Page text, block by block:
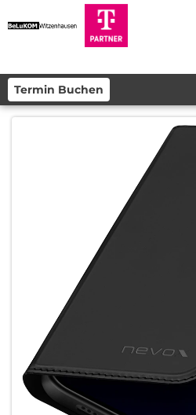
Termin Buchen